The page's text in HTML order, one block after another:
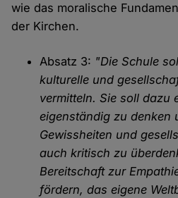
wie das moralische
der Kirchen.
Absatz 3: "Die Schule
kulturelle und
vermitteln. Sie soll dazu
eigenständig zu denken
Gewissheiten und
auch kritisch zu
Bereitschaft zur
fördern, das eigene